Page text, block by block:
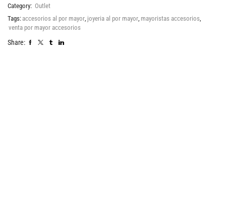
Category: Outlet
Tags: accesorios al por mayor joyeria al por mayor mayoristas accesorios
venta por mayor accesorios
Share: